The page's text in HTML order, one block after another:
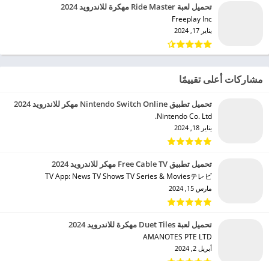
تحميل لعبة Ride Master مهكرة للاندرويد 2024
Freeplay Inc‏
يناير 17, 2024
مشاركات أعلى تقييمًا
تحميل تطبيق Nintendo Switch Online مهكر للاندرويد 2024
Nintendo Co. Ltd.‏
يناير 18, 2024
تحميل تطبيق Free Cable TV مهكر للاندرويد 2024
TV App: News TV Shows TV Series & Moviesテレビ‏
مارس 15, 2024
تحميل لعبة Duet Tiles مهكرة للاندرويد 2024
AMANOTES PTE LTD‏
أبريل 2, 2024